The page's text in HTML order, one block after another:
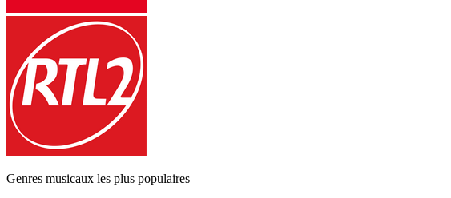
Genres musicaux les plus populaires